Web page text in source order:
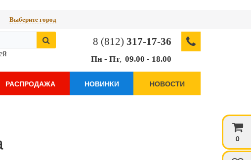
0
Выберите город
8 (812) 317-17-36
Пн - Пт, 09.00 - 18.00
РАСПРОДАЖА НОВИНКИ НОВОСТИ